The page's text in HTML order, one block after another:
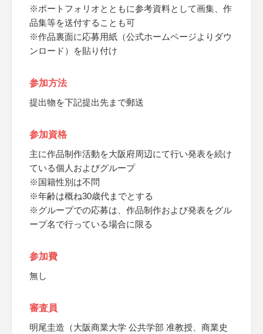
※ポートフォリオとともに参考資料として画集、作
品集等を送付することも可
※作品裏面に応募用紙（公式ホームページよりダウ
ンロード）を貼り付け
参加方法
提出物を下記提出先まで郵送
参加資格
主に作品制作活動を大阪府周辺にて行い発表を続け
ている個人およびグループ
※国籍性別は不問
※年齢は概ね30歳代までとする
※グループでの応募は、作品制作および発表をグル
ープ名で行っている場合に限る
参加費
無し
審査員
明尾圭造（大阪商業大学 公共学部 准教授、商業史